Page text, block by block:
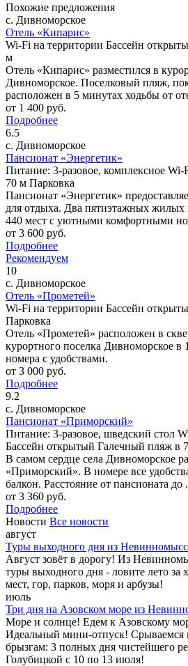
Похожие предложения
с. Дивноморское
Отель «Кипарис»
Wi-Fi на территории Бассейн
м
Отель «Кипарис» разместился в
Дивноморское. Поселковый пляж,
расположен в 5 минутах ходьбы от
от 1 400 руб.
Подробнее
6.5
с. Дивноморское
Пансионат «Энергетик»
Питание: 3-разовое, комплексное Wi-
70 м Парковка
Пансионат «Энергетик»
для отдыха. Два пятиэтажных жилых
440 мест с уютными комфортными
от 3 600 руб.
Подробнее
Рекомендуем
10
с. Дивноморское
Отель «Прометей»
Wi-Fi на территории Бассейн
Парковка
Отель «Прометей» расположен в
курортного поселка Дивноморское в
номера с удобствами.
от 3 000 руб.
Подробнее
9.2
с. Дивноморское
Пансионат «Приморский»
Питание: 3-разовое, шведский стол
Бассейн открытый Галечный пляж в
В самом сердце села Дивноморское
«Приморский». В номере все
балкон. Расстояние от пансионата до
от 3 360 руб.
Подробнее
Новости Все новости
август
Туры выходного дня из
Август зовёт в дорогу! Из
туры выходного дня - ловите лето
мест, гор, парков, моря и арбузы!
июль
Три дня на Азовском море из
Море и солнце! Едем к Азовскому
Идеальный мини-отпуск! Срываемся
брызгам: 3 полных дня чистейшего
Голубицкой с 10 по 13 июля!